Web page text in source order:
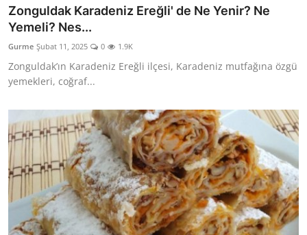
Zonguldak Karadeniz Ereğli' de Ne Yenir? Ne
Yemeli? Nes...
Gurme Şubat 11, 2025 0 1.9K
Zonguldak’ın Karadeniz Ereğli ilçesi, Karadeniz mutfağına özgü
yemekleri, coğraf...